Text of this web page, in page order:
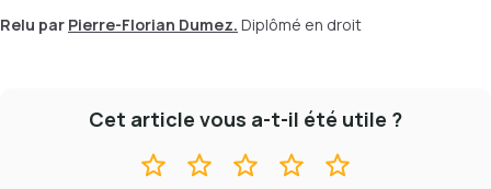
Relu par Pierre-Florian Dumez. Diplômé en droit
Cet article vous a-t-il été utile ?